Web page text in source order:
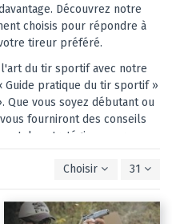
Découvrez notre
choisis pour répondre à
tireur préféré.
du tir sportif avec notre
Guide pratique du tir sportif »
Que vous soyez débutant ou
fourniront des conseils
et des stratégies pour
Techniques de tir
et les techniques avancées
tout, des positions de
de visée. Entraînement au tir
efficaces pour
Choisir 31